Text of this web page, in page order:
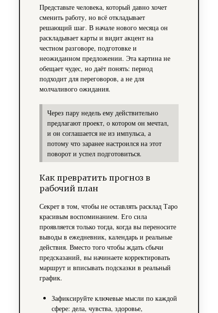
Представьте человека, который давно хочет
сменить работу, но всё откладывает
решающий шаг. В начале нового месяца он
раскладывает карты и видит акцент на
честном разговоре, подготовке и
неожиданном предложении. Эта картина не
обещает чудес, но даёт понять: период
подходит для переговоров, а не для
молчаливого ожидания.
Через пару недель ему действительно
предлагают проект, о котором он мечтал,
и он соглашается не из импульса, а
потому что заранее настроился на этот
поворот и успел подготовиться.
Как превратить прогноз в
рабочий план
Секрет в том, чтобы не оставлять расклад Таро
красивым воспоминанием. Его сила
проявляется только тогда, когда вы переносите
выводы в ежедневник, календарь и реальные
действия. Вместо того чтобы ждать сбычи
предсказаний, вы начинаете корректировать
маршрут и вписывать подсказки в реальный
график.
Зафиксируйте ключевые мысли по каждой
сфере: дела, чувства, здоровье,